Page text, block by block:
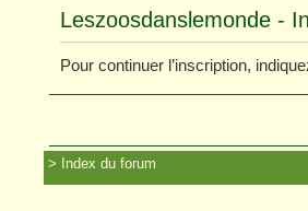
Leszoosdanslemonde -
Pour continuer l’inscription,
Index du forum